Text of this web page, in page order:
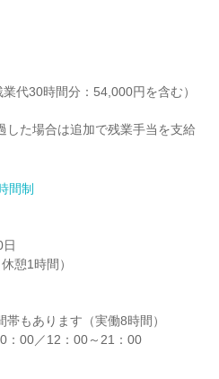
代30時間分：54,000円を含む）
た場合は追加で残業手当を支給
間制
憩1時間）
もあります（実働8時間）
：00／12：00～21：00